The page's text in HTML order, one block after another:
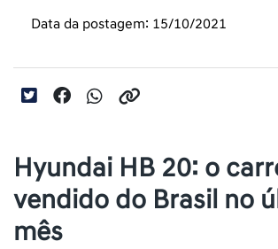
Data da postagem: 15/10/2021
Hyundai HB 20: o
vendido do Brasil no
mês